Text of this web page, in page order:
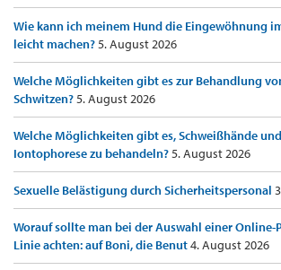
Wie kann ich meinem Hund die Eingewöhnung
leicht machen?5. August 2026
Welche Möglichkeiten gibt es zur Behandlung
Schwitzen?5. August 2026
Welche Möglichkeiten gibt es, Schweißhände
Iontophorese zu behandeln?5. August 2026
Sexuelle Belästigung durch Sicherheitspersonal
Worauf sollte man bei der Auswahl einer
Linie achten: auf Boni, die Benut4. August 2026